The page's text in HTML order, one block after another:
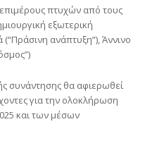
πτυχών από τους
εξωτερική
ανάπτυξη”), Άννινο
συνάντησης θα αφιερωθεί
για την ολοκλήρωση
και των μέσων